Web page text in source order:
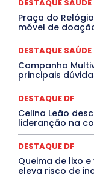
Jogos Online
MEIO
MÚSICA
O
Santa
TÁ
DESTAQUE SAÚDE
Praça do
móvel de
DESTAQUE SAÚDE
Campanha
principais
DESTAQUE DF
Celina Leão
lideranção na
DESTAQUE DF
Queima de lixo
eleva risco de